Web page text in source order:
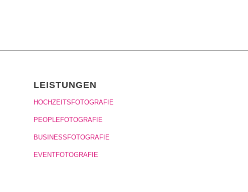
LEISTUNGEN
HOCHZEITSFOTOGRAFIE
PEOPLEFOTOGRAFIE
BUSINESSFOTOGRAFIE
EVENTFOTOGRAFIE